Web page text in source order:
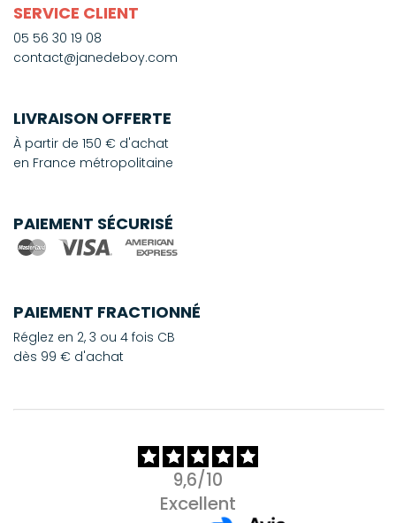
SERVICE CLIENT
05 56 30 19 08
contact@janedeboy.com
LIVRAISON OFFERTE
À partir de 150 € d'achat
en France métropolitaine
PAIEMENT SÉCURISÉ
PAIEMENT FRACTIONNÉ
Réglez en 2, 3 ou 4 fois CB
dès 99 € d'achat
9,6/10
Excellent